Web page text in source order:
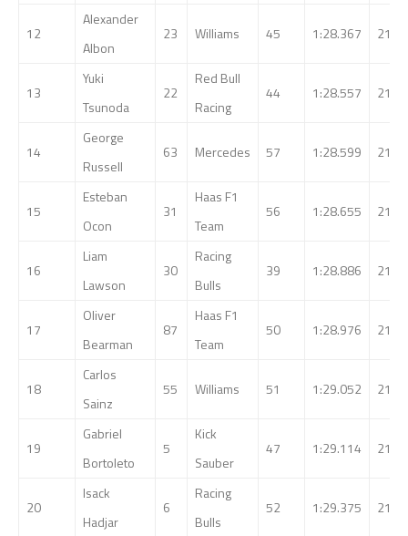
12
Alexander
Albon
23 Williams 45 1:28.367
13
Yuki
Tsunoda
22
Red Bull
Racing
44 1:28.557
14
George
Russell
63 Mercedes 57 1:28.599
15
Esteban
Ocon
31
Haas F1
Team
56 1:28.655
16
Liam
Lawson
30
Racing
Bulls
39 1:28.886
17
Oliver
Bearman
87
Haas F1
Team
50 1:28.976
18
Carlos
Sainz
55 Williams 51 1:29.052
19
Gabriel
Bortoleto
5
Kick
Sauber
47 1:29.114
20
Isack
Hadjar
6
Racing
Bulls
52 1:29.375